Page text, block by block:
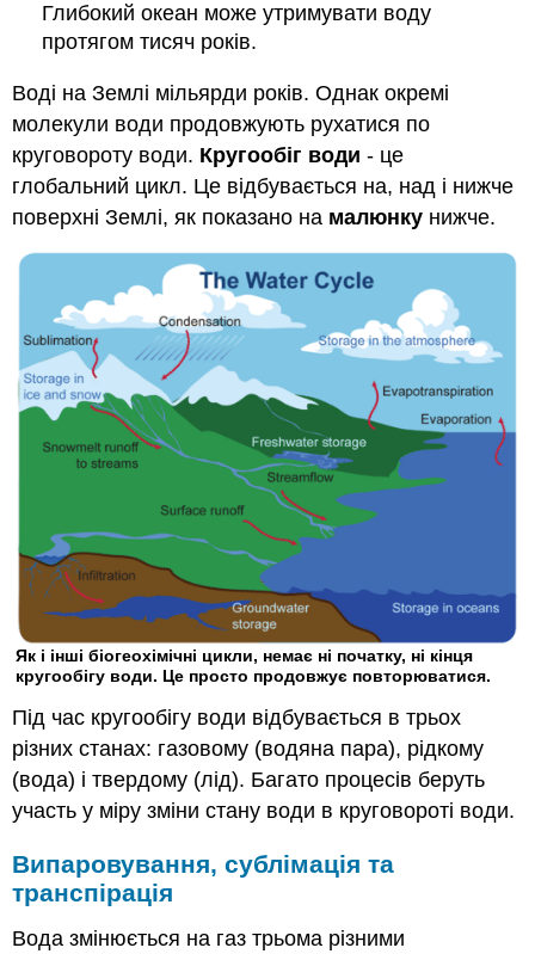
Глибокий океан може утримувати воду
протягом тисяч років.
Воді на Землі мільярди років. Однак окремі
молекули води продовжують рухатися по
круговороту води. Кругообіг води - це
глобальний цикл. Це відбувається на, над і нижче
поверхні Землі, як показано на малюнку нижче.
Як і інші біогеохімічні цикли, немає ні початку, ні кінця
кругообігу води. Це просто продовжує повторюватися.
Під час кругообігу води відбувається в трьох
різних станах: газовому (водяна пара), рідкому
(вода) і твердому (лід). Багато процесів беруть
участь у міру зміни стану води в круговороті води.
Випаровування, сублімація та
транспірація
Вода змінюється на газ трьома різними